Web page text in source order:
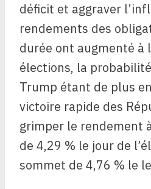
déficit et aggraver
rendements des
durée ont augmenté à
élections, la
Trump étant de plus
victoire rapide des
grimper le rendement
de 4,29 % le jour de
sommet de 4,76 % le